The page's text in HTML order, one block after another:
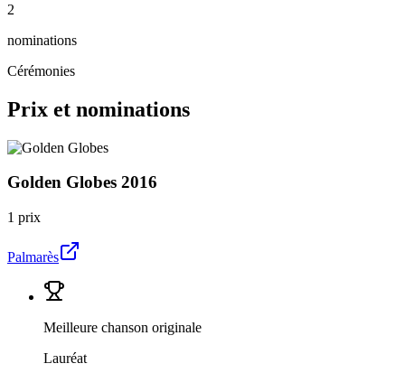
2
nominations
Cérémonies
Prix et nominations
Golden Globes 2016
1 prix
Palmarès
Meilleure chanson originale
Lauréat